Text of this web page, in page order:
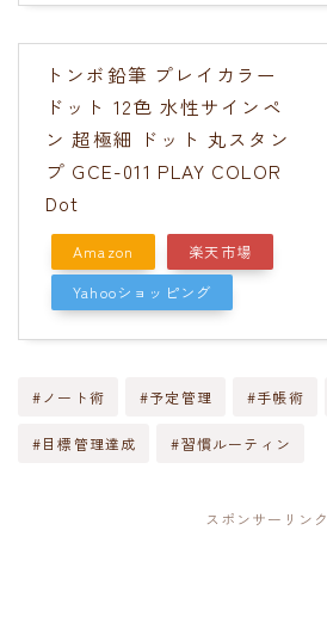
トンボ鉛筆 プレイカラー
ドット 12色 水性サインペ
ン 超極細 ドット 丸スタン
プ GCE-011 PLAY COLOR
Dot
Amazon
楽天市場
Yahooショッピング
#ノート術 #予定管理 #手帳術
#目標管理達成 #習慣ルーティン
スポンサーリンク